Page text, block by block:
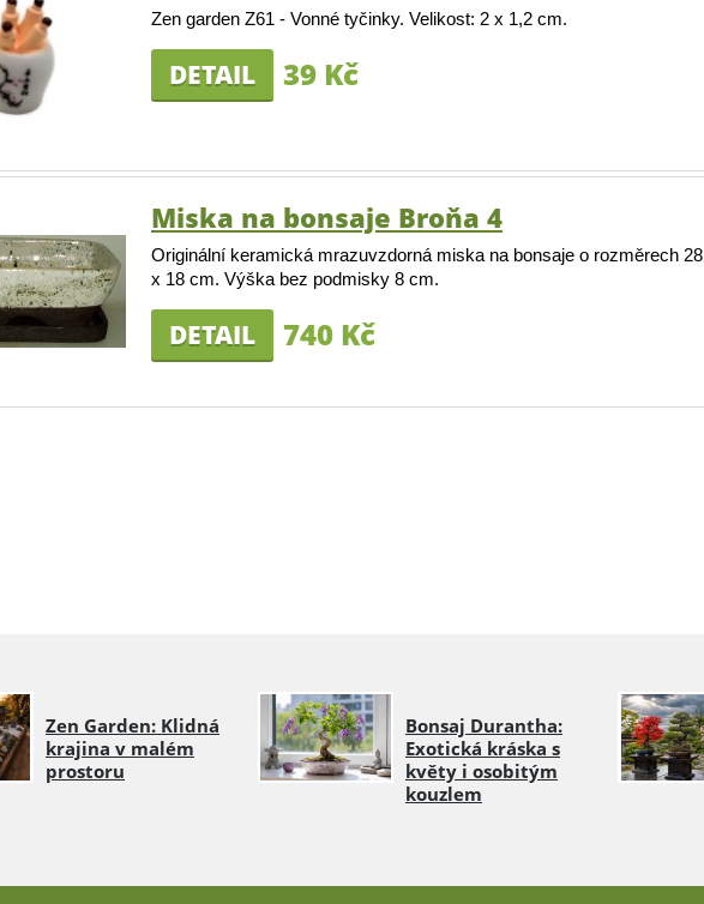
Zen garden Z61 - Vonné tyčinky. Velikost: 2 x 1,2 cm.
DETAIL 39 Kč
Miska na bonsaje Broňa 4
Originální keramická mrazuvzdorná miska na bonsaje o rozměrech 28
x 18 cm. Výška bez podmisky 8 cm.
DETAIL 740 Kč
Zen Garden: Klidná
krajina v malém
prostoru
Bonsaj Durantha:
Exotická kráska s
květy i osobitým
kouzlem